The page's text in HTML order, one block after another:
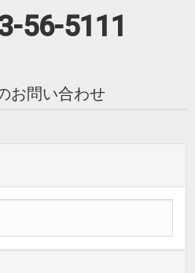
56-5111
お問い合わせ